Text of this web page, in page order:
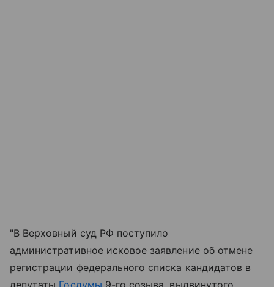
"В Верховный суд РФ поступило
административное исковое заявление об отмене
регистрации федерального списка кандидатов в
депутаты Госдумы 9-го созыва, выдвинутого